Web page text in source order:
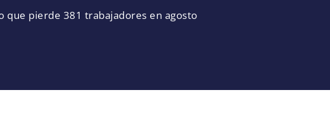
que pierde 381 trabajadores en agosto